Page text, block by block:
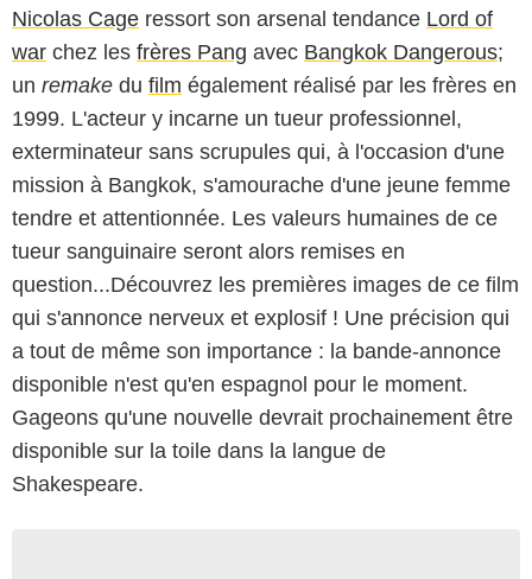
Nicolas Cage ressort son arsenal tendance Lord of
war chez les frères Pang avec Bangkok Dangerous;
un remake du film également réalisé par les frères en
1999. L'acteur y incarne un tueur professionnel,
exterminateur sans scrupules qui, à l'occasion d'une
mission à Bangkok, s'amourache d'une jeune femme
tendre et attentionnée. Les valeurs humaines de ce
tueur sanguinaire seront alors remises en
question...Découvrez les premières images de ce film
qui s'annonce nerveux et explosif ! Une précision qui
a tout de même son importance : la bande-annonce
disponible n'est qu'en espagnol pour le moment.
Gageons qu'une nouvelle devrait prochainement être
disponible sur la toile dans la langue de
Shakespeare.